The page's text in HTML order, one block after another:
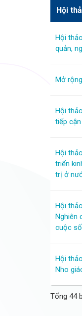
Hội
Hội
quản,
Mở
Hội
tiếp cận
Hội
triển
trị ở
Hội
Nghiên
cuộc
Hội
Nho
Tổng 44